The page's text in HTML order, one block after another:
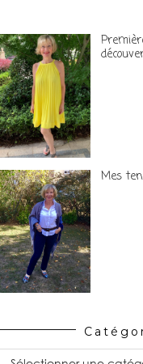
Mes
Catégories